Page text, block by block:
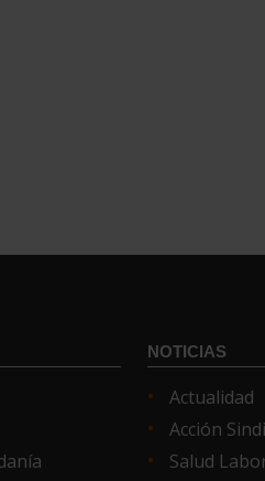
NOTICIAS
Actualidad
Acción
Salud